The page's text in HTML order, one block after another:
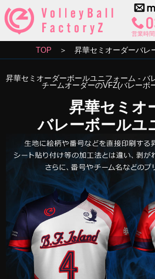
営業時
TOP ＞ 昇華セミオーダーバレ
昇華セミオーダーボールユニフォーム - バ
チームオーダーのVFZ(バレーボ
昇華セミオ
バレーボールユ